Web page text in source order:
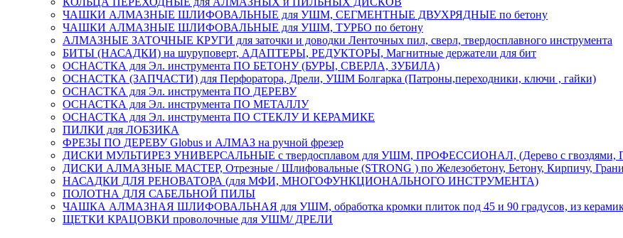
ЧАШКИ АЛМАЗНЫЕ ШЛИФОВАЛЬНЫЕ для УШМ, СЕГМЕНТНЫЕ ДВУХРЯДНЫЕ по бетону
ЧАШКИ АЛМАЗНЫЕ ШЛИФОВАЛЬНЫЕ для УШМ, ТУРБО по бетону
АЛМАЗНЫЕ ЗАТОЧНЫЕ КРУГИ для заточки и доводки Ленточных пил, сверл, твердосплавного инструмента
БИТЫ (НАСАДКИ) на шуруповерт, АДАПТЕРЫ, РЕДУКТОРЫ, Магнитные держатели для бит
ОСНАСТКА для Эл. инструмента ПО БЕТОНУ (БУРЫ, СВЕРЛА, ЗУБИЛА)
ОСНАСТКА (ЗАПЧАСТИ) для Перфоратора, Дрели, УШМ Болгарка (Патроны,переходники, ключи , гайки)
ОСНАСТКА для Эл. инструмента ПО ДЕРЕВУ
ОСНАСТКА для Эл. инструмента ПО МЕТАЛЛУ
ОСНАСТКА для Эл. инструмента ПО СТЕКЛУ И КЕРАМИКЕ
ПИЛКИ для ЛОБЗИКА
ФРЕЗЫ ПО ДЕРЕВУ Globus и АЛМАЗ на ручной фрезер
ДИСКИ МУЛЬТИРЕЗ УНИВЕРСАЛЬНЫЕ с твердосплавом для УШМ, ПРОФЕССИОНАЛ, (Дерево с гвоздями,
ДИСКИ АЛМАЗНЫЕ МАСТЕР, Отрезные / Шлифовальные (STRONG ) по Железобетону, Бетону, Кирпичу,
НАСАДКИ ДЛЯ РЕНОВАТОРА (для МФИ, МНОГОФУНКЦИОНАЛЬНОГО ИНСТРУМЕНТА)
ПОЛОТНА ДЛЯ САБЕЛЬНОЙ ПИЛЫ
ЧАШКА АЛМАЗНАЯ ШЛИФОВАЛЬНАЯ для УШМ, обработка кромки плиток под 45 и 90 градусов, из керамики,
ЩЕТКИ КРАЦОВКИ проволочные для УШМ/ ДРЕЛИ